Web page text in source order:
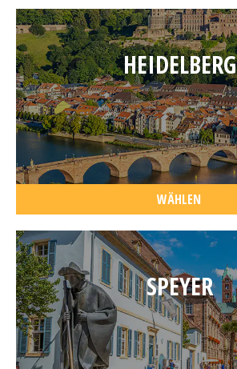
HEIDELBERG
WÄHLEN
SPEYER